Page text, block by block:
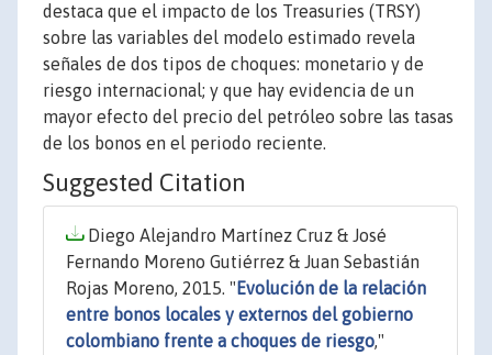
destaca que el impacto de los Treasuries (TRSY)
sobre las variables del modelo estimado revela
señales de dos tipos de choques: monetario y de
riesgo internacional; y que hay evidencia de un
mayor efecto del precio del petróleo sobre las tasas
de los bonos en el periodo reciente.
Suggested Citation
Diego Alejandro Martínez Cruz & José
Fernando Moreno Gutiérrez & Juan Sebastián
Rojas Moreno, 2015. " Evolución de la relación
entre bonos locales y externos del gobierno
colombiano frente a choques de riesgo,"